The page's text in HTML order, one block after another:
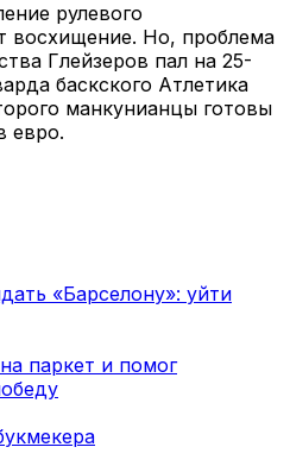
рулевого
восхищение. Но, проблема
Глейзеров пал на 25-
баскского Атлетика
манкунианцы готовы
евро.
«Барселону»: уйти
паркет и помог